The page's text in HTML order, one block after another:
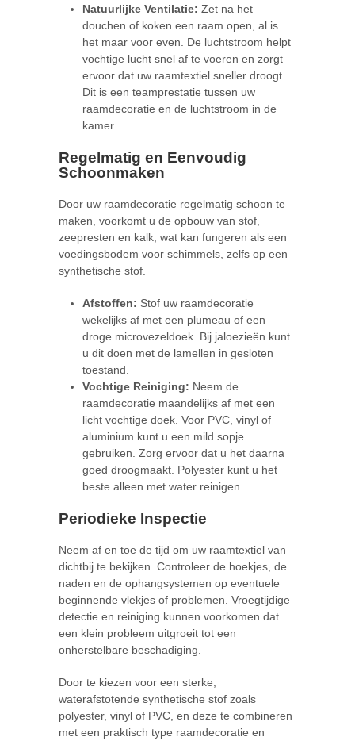
Natuurlijke Ventilatie: Zet na het
douchen of koken een raam open, al is
het maar voor even. De luchtstroom helpt
vochtige lucht snel af te voeren en zorgt
ervoor dat uw raamtextiel sneller droogt.
Dit is een teamprestatie tussen uw
raamdecoratie en de luchtstroom in de
kamer.
Regelmatig en Eenvoudig
Schoonmaken
Door uw raamdecoratie regelmatig schoon te
maken, voorkomt u de opbouw van stof,
zeepresten en kalk, wat kan fungeren als een
voedingsbodem voor schimmels, zelfs op een
synthetische stof.
Afstoffen: Stof uw raamdecoratie
wekelijks af met een plumeau of een
droge microvezeldoek. Bij jaloezieën kunt
u dit doen met de lamellen in gesloten
toestand.
Vochtige Reiniging: Neem de
raamdecoratie maandelijks af met een
licht vochtige doek. Voor PVC, vinyl of
aluminium kunt u een mild sopje
gebruiken. Zorg ervoor dat u het daarna
goed droogmaakt. Polyester kunt u het
beste alleen met water reinigen.
Periodieke Inspectie
Neem af en toe de tijd om uw raamtextiel van
dichtbij te bekijken. Controleer de hoekjes, de
naden en de ophangsystemen op eventuele
beginnende vlekjes of problemen. Vroegtijdige
detectie en reiniging kunnen voorkomen dat
een klein probleem uitgroeit tot een
onherstelbare beschadiging.
Door te kiezen voor een sterke,
waterafstotende synthetische stof zoals
polyester, vinyl of PVC, en deze te combineren
met een praktisch type raamdecoratie en